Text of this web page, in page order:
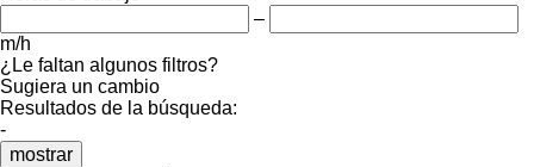
–
m/h
¿Le faltan algunos filtros?
Sugiera un cambio
Resultados de la búsqueda:
-
mostrar